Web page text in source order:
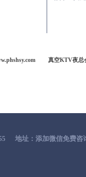
真空KTV夜总
地址：添加微信免费咨